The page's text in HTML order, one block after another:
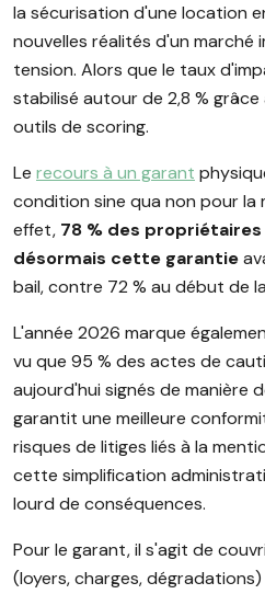
la sécurisation d'une location
nouvelles réalités d'un marché
tension. Alors que le taux
stabilisé autour de 2,8 %
outils de scoring.
Le recours à un garant
condition sine qua non pour la
effet, 78 % des
désormais cette garantie
bail, contre 72 % au début de
L'année 2026 marque
vu que 95 % des actes de
aujourd'hui signés de manière
garantit une meilleure
risques de litiges liés à la
cette simplification
lourd de conséquences.
Pour le garant, il s'agit de
(loyers, charges,